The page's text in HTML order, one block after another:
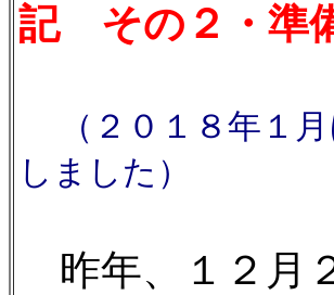
記 その２・準
（２０１８年１
しました）
昨年、１２月